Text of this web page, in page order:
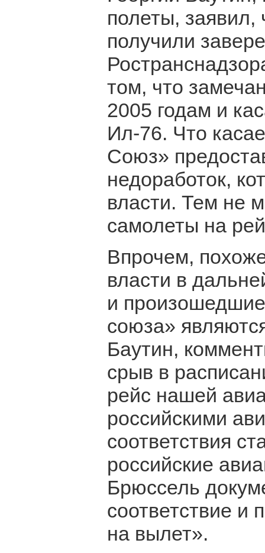
полеты,
получили
том, что
2005 годам и
Ил-76. Что
Союз»
недоработок,
власти. Тем не
самолеты на
Впрочем,
власти в
и
союза»
Баутин,
срыв в
рейс нашей
российскими
соответствия
российские
Брюссель
соответствие и
на вылет».